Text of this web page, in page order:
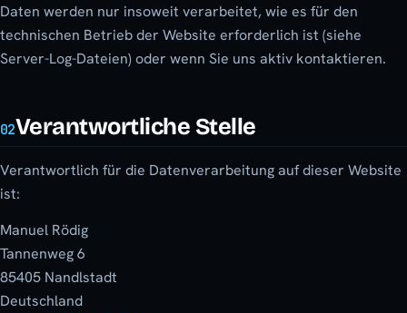
Daten werden nur insoweit verarbeitet, wie es für den
technischen Betrieb der Website erforderlich ist (siehe
Server-Log-Dateien) oder wenn Sie uns aktiv kontaktieren.
02Verantwortliche Stelle
Verantwortlich für die Datenverarbeitung auf dieser Website
ist:
Manuel Rödig
Tannenweg 6
85405 Nandlstadt
Deutschland